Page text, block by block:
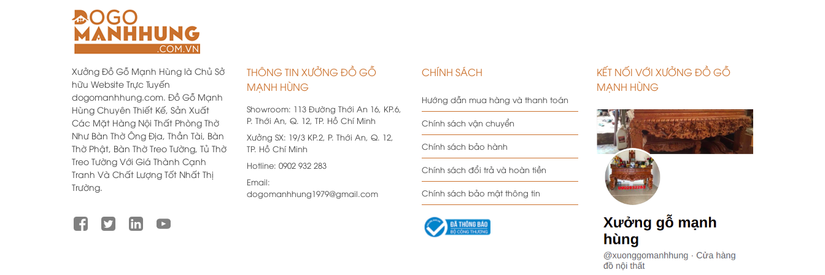
Xưởng Đồ Gỗ Mạnh Hùng là Chủ Sở
hữu Website Trực Tuyến
dogomanhhung.com. Đồ Gỗ Mạnh
Hùng Chuyên Thiết Kế, Sản Xuất
Các Mặt Hàng Nội Thất Phòng Thờ
Như Bàn Thờ Ông Địa, Thần Tài, Bàn
Thờ Phật, Bàn Thờ Treo Tường, Tủ Thờ
Treo Tường Với Giá Thành Cạnh
Tranh Và Chất Lượng Tốt Nhất Thị
Trường.
THÔNG TIN XƯỞNG ĐỒ GỖ
MẠNH HÙNG
Showroom: 113 Đường Thới An 16, KP.6,
P. Thới An, Q. 12, TP. Hồ Chí Minh
Xưởng SX: 19/3 KP.2, P. Thới An, Q. 12,
TP. Hồ Chí Minh
Hotline: 0902 932 283
Email:
dogomanhhung1979@gmail.com
CHÍNH SÁCH
Hướng dẫn mua hàng và thanh toán
Chính sách vận chuyển
Chính sách bảo hành
Chính sách đổi trả và hoàn tiền
Chính sách bảo mật thông tin
KẾT NỐI VỚI XƯỞNG ĐỒ GỖ
MẠNH HÙNG